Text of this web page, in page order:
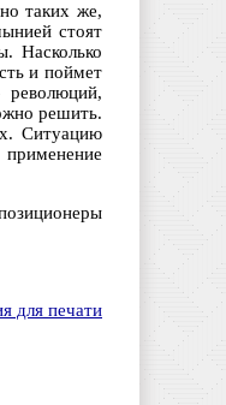
таких же,
стоят
Насколько
и поймет
революций,
решить.
Ситуацию
для печати